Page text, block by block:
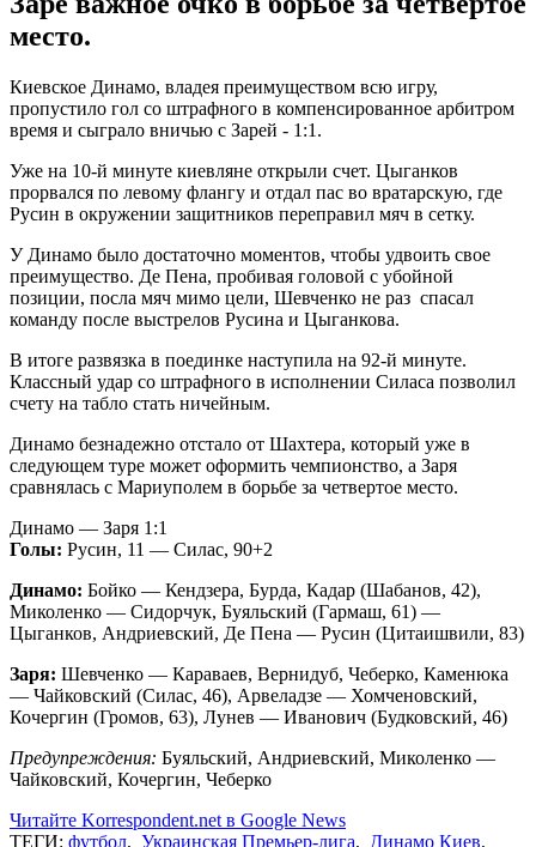
место.
Киевское Динамо, владея преимуществом всю игру,
пропустило гол со штрафного в компенсированное арбитром
время и сыграло вничью с Зарей - 1:1.
Уже на 10-й минуте киевляне открыли счет. Цыганков
прорвался по левому флангу и отдал пас во вратарскую, где
Русин в окружении защитников переправил мяч в сетку.
У Динамо было достаточно моментов, чтобы удвоить свое
преимущество. Де Пена, пробивая головой с убойной
позиции, посла мяч мимо цели, Шевченко не раз спасал
команду после выстрелов Русина и Цыганкова.
В итоге развязка в поединке наступила на 92-й минуте.
Классный удар со штрафного в исполнении Силаса позволил
счету на табло стать ничейным.
Динамо безнадежно отстало от Шахтера, который уже в
следующем туре может оформить чемпионство, а Заря
сравнялась с Мариуполем в борьбе за четвертое место.
Динамо — Заря 1:1
Голы: Русин, 11 — Силас, 90+2
Динамо: Бойко — Кендзера, Бурда, Кадар (Шабанов, 42),
Миколенко — Сидорчук, Буяльский (Гармаш, 61) —
Цыганков, Андриевский, Де Пена — Русин (Цитаишвили, 83)
Заря: Шевченко — Караваев, Вернидуб, Чеберко, Каменюка
— Чайковский (Силас, 46), Арвеладзе — Хомченовский,
Кочергин (Громов, 63), Лунев — Иванович (Будковский, 46)
Предупреждения: Буяльский, Андриевский, Миколенко —
Чайковский, Кочергин, Чеберко
Читайте Korrespondent.net в Google News
ТЕГИ: футбол, Украинская Премьер-лига, Динамо Киев,